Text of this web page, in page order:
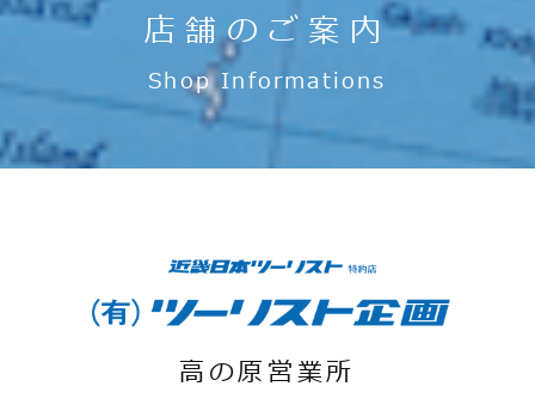
店舗のご案内
Shop Informations
高の原営業所